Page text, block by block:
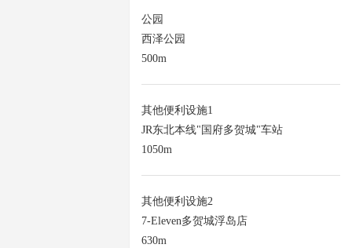
公园
西泽公园
500m
其他便利设施1
JR东北本线"国府多贺城"车站
1050m
其他便利设施2
7-Eleven多贺城浮岛店
630m